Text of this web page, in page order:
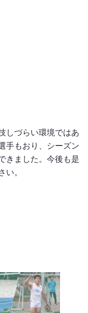
しづらい環境ではあ
手もおり、シーズン
きました。今後も是
。